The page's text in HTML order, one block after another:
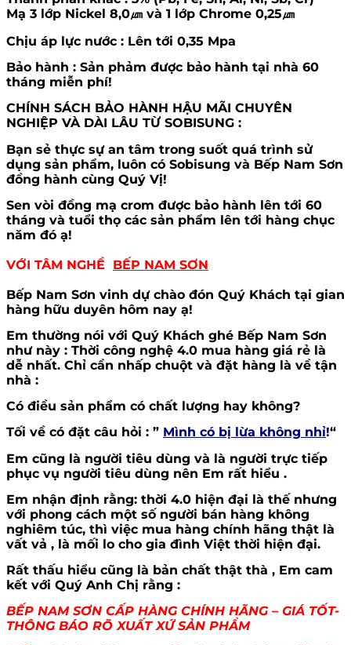
Mạ 3 lớp Nickel 8,0㎛ và 1 lớp Chrome 0,25㎛
Chịu áp lực nước : Lên tới 0,35 Mpa
Bảo hành : Sản phảm được bảo hành tại nhà 60
tháng miễn phí!
CHÍNH SÁCH BẢO HÀNH HẬU MÃI CHUYÊN
NGHIỆP VÀ DÀI LÂU TỪ SOBISUNG :
Bạn sẻ thực sự an tâm trong suốt quá trình sử
dụng sản phẩm, luôn có Sobisung và Bếp Nam Sơn
đồng hành cùng Quý Vị!
Sen vòi đồng mạ crom được bảo hành lên tới 60
tháng và tuổi thọ các sản phẩm lên tới hàng chục
năm đó ạ!
VỚI TÂM NGHỀ BẾP NAM SƠN
Bếp Nam Sơn vinh dự chào đón Quý Khách tại gian
hàng hữu duyên hôm nay ạ!
Em thường nói với Quý Khách ghé Bếp Nam Sơn
như này : Thời công nghệ 4.0 mua hàng giá rẻ là
dễ nhất. Chỉ cần nhấp chuột và đặt hàng là về tận
nhà :
Có điều sản phẩm có chất lượng hay không?
Tối về có đặt câu hỏi : ” Mình có bị lừa không nhỉ!“
Em cũng là người tiêu dùng và là người trực tiếp
phục vụ người tiêu dùng nên Em rất hiểu .
Em nhận định rằng: thời 4.0 hiện đại là thế nhưng
với phong cách một số người bán hàng không
nghiêm túc, thì việc mua hàng chính hãng thật là
vất vả , là mối lo cho gia đình Việt thời hiện đại.
Rất thấu hiểu cũng là bản chất thật thà , Em cam
kết với Quý Anh Chị rằng :
BẾP NAM SƠN CẤP HÀNG CHÍNH HÃNG – GIÁ TỐT-
THÔNG BÁO RÕ XUẤT XỨ SẢN PHẨM